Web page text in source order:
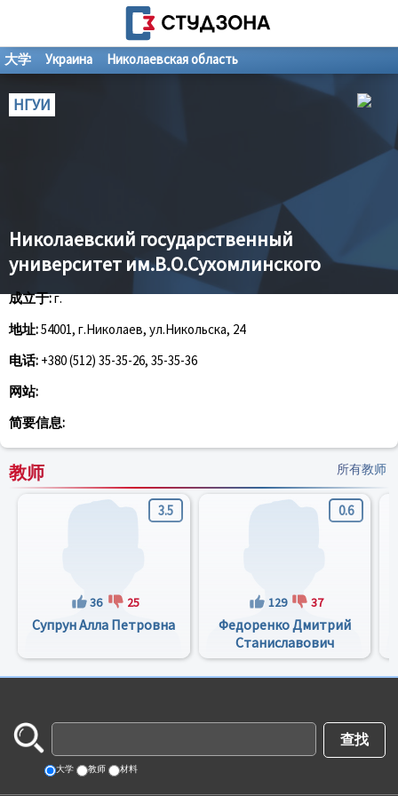
大学 Украина Николаевская область
НГУИ
Николаевский государственный
университет им.В.О.Сухомлинского
成立于:г.
地址:54001, г.Николаев, ул.Никольска, 24
电话: +380 (512) 35-35-26, 35-35-36
网站:
简要信息:
教师 所有教师
3.5
36 25
Супрун Алла Петровна
0.6
129 37
Федоренко Дмитрий
Станиславович
大学 教师 材料